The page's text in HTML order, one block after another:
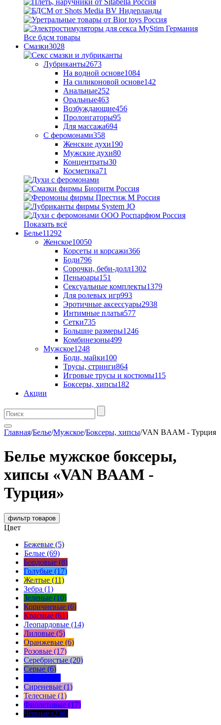
Все бдсм товары
Смазки3028
Лубриканты2673
На водной основе1084
На силиконовой основе142
Анальные252
Оральные463
Возбуждающие456
Пролонгаторы95
Для массажа694
С феромонами358
Женские духи190
Мужские духи80
Концентраты30
Косметика71
Показать всё
Белье11292
Женское10050
Корсеты и корсажи366
Боди796
Сорочки, беби-долл1302
Пеньюары151
Сексуальные комплекты1379
Для ролевых игр993
Эротичные аксессуары2938
Интимные платья577
Сетки735
Большие размеры1246
Комбинезоны499
Мужское1248
Боди, майки100
Трусы, стринги864
Игровые трусы и костюмы115
Боксеры, хипсы182
Акции
Главная/Белье/Мужское/Боксеры, хипсы/VAN BAAM - Турция
Белье мужское боксеры,
хипсы «VAN BAAM -
Турция»
фильтр товаров
Цвет
Бежевые (5)
Белые (69)
Бордовые (8)
Голубые (17)
Желтые (11)
Зебра (1)
Зеленые (10)
Коричневые (6)
Красные (61)
Леопардовые (14)
Лиловые (5)
Оранжевые (6)
Розовые (17)
Серебристые (20)
Серые (6)
Сиреневые (1)
Телесные (1)
Фиолетовые (17)
Черные (238)